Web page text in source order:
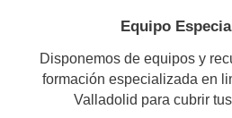
Equipo
Disponemos de equipos y
formación especializada en
Valladolid para cubrir